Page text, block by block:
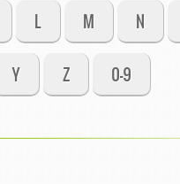
L M N
Y Z 0-9